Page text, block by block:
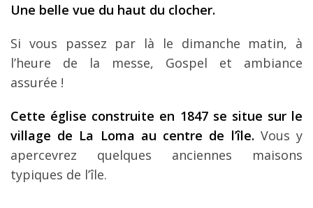
Une belle vue du haut du clocher.
Si vous passez par là le dimanche matin, à
l’heure de la messe, Gospel et ambiance
assurée !
Cette église construite en 1847 se situe sur le
village de La Loma au centre de l’île. Vous y
apercevrez quelques anciennes maisons
typiques de l’île.